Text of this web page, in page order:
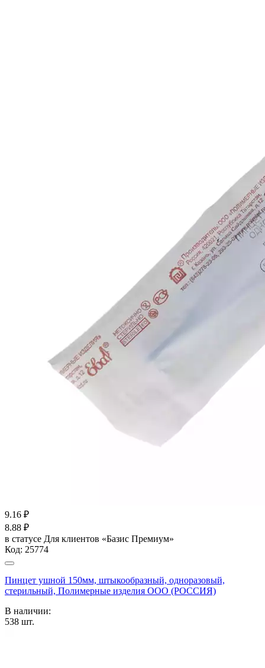
9.16 ₽
8.88 ₽
в статусе Для клиентов «Базис Премиум»
Код: 25774
Пинцет ушной 150мм, штыкообразный, одноразовый,
стерильный, Полимерные изделия OOO (РОССИЯ)
В наличии:
538 шт.